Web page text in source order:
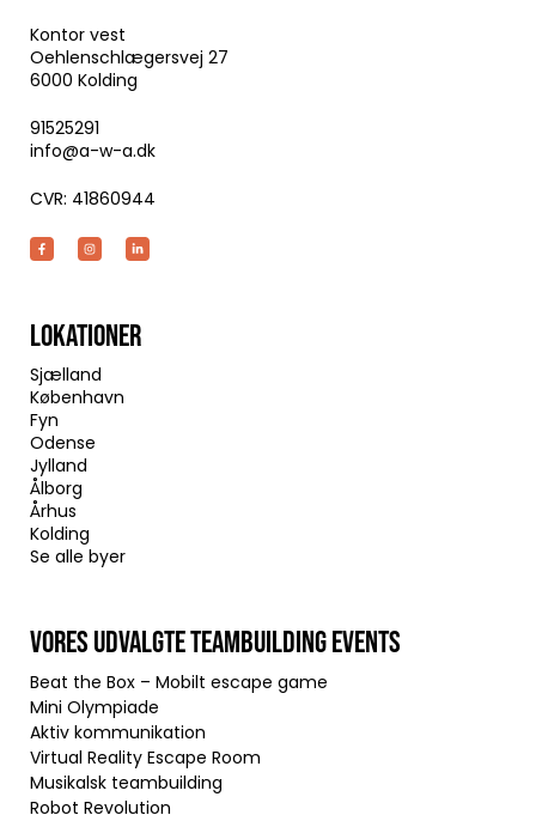
Kontor vest
Oehlenschlægersvej 27
6000 Kolding
91525291
info@a-w-a.dk
CVR: 41860944
LOKATIONER
Sjælland
København
Fyn
Odense
Jylland
Ålborg
Århus
Kolding
Se alle byer
VORES UDVALGTE TEAMBUILDING EVENTS
Beat the Box – Mobilt escape game
Mini Olympiade
Aktiv kommunikation
Virtual Reality Escape Room
Musikalsk teambuilding
Robot Revolution